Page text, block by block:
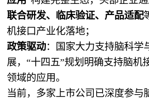
联合研发、临床验证、产品适配
机接口产业化落地；
政策驱动：国家大力支持脑科学
展，“十四五”规划明确支持脑机
领域的应用。
当前，多家上市公司已深度参与